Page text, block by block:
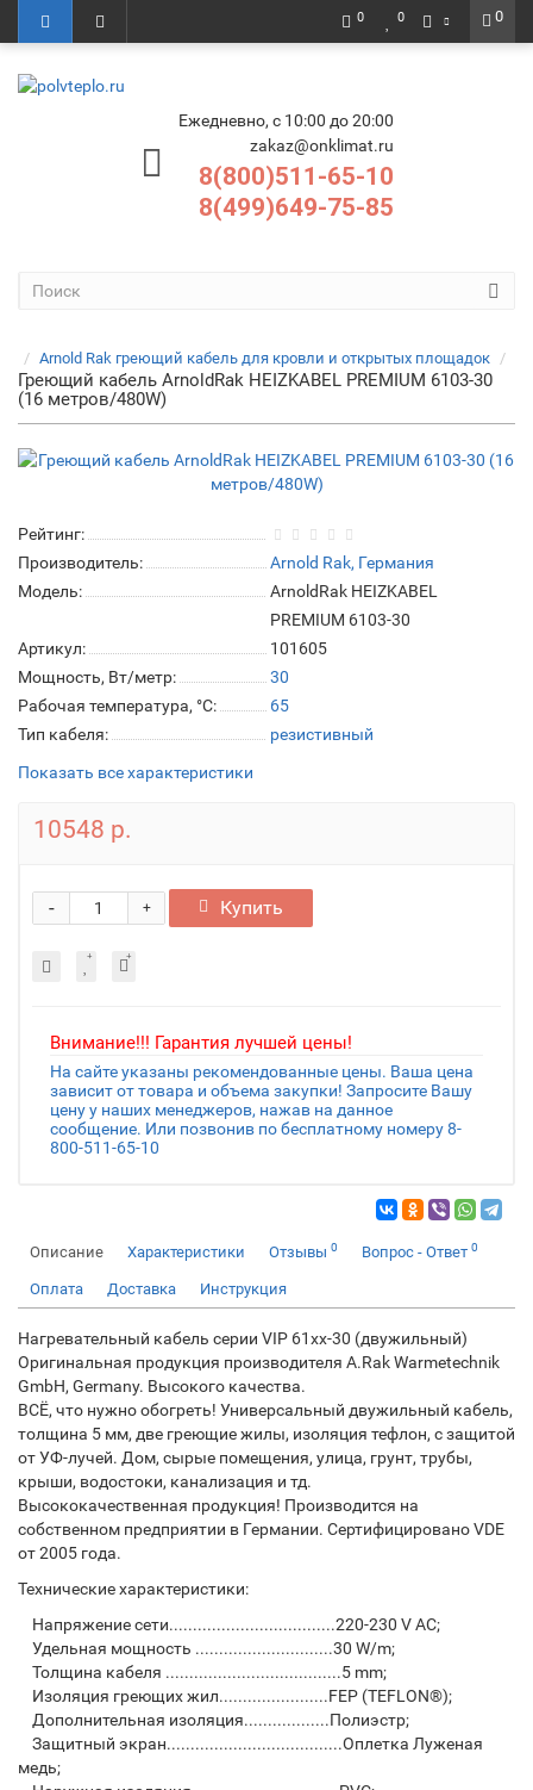
0
0 0
Ежедневно, с 10:00 до 20:00
zakaz@onklimat.ru
8(800)511-65-10
8(499)649-75-85
Arnold Rak греющий кабель для кровли и открытых площадок
Греющий кабель ArnoldRak HEIZKABEL PREMIUM 6103-30
(16 метров/480W)
Рейтинг:
Производитель:
Arnold Rak, Германия
Модель:
ArnoldRak HEIZKABEL
PREMIUM 6103-30
Артикул:
101605
Мощность, Вт/метр:
30
Рабочая температура, °C:
65
Тип кабеля:
резистивный
Показать все характеристики
10548 р.
+
- Купить
Внимание!!! Гарантия лучшей цены!
На сайте указаны рекомендованные цены. Ваша цена
зависит от товара и объема закупки! Запросите Вашу
цену у наших менеджеров, нажав на данное
сообщение. Или позвонив по бесплатному номеру 8-
800-511-65-10
Описание Характеристики Отзывы 0 Вопрос - Ответ 0
Оплата Доставка Инструкция
Нагревательный кабель серии VIP 61xx-30 (двужильный)
Оригинальная продукция производителя A.Rak Warmetechnik
GmbH, Germany. Высокого качества.
ВСЁ, что нужно обогреть! Универсальный двужильный кабель,
толщина 5 мм, две греющие жилы, изоляция тефлон, с защитой
от УФ-лучей. Дом, сырые помещения, улица, грунт, трубы,
крыши, водостоки, канализация и тд.
Высококачественная продукция! Производится на
собственном предприятии в Германии. Сертифицировано VDE
от 2005 года.
Технические характеристики:
Напряжение сети...................................220-230 V AC;
Удельная мощность .............................30 W/m;
Толщина кабеля .....................................5 mm;
Изоляция греющих жил.......................FEP (TEFLON®);
Дополнительная изоляция..................Полиэстр;
Защитный экран.....................................Оплетка Луженая
медь;